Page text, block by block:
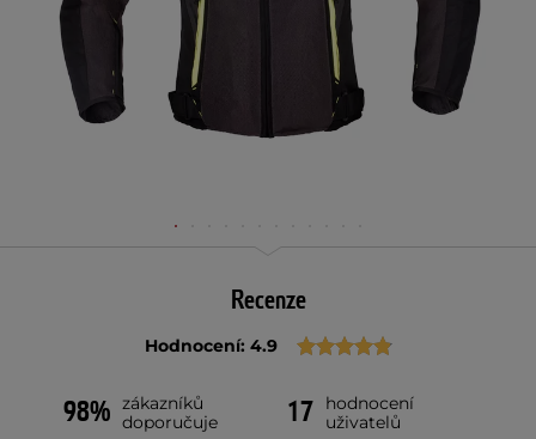
Recenze
Hodnocení: 4.9
98% zákazníků
doporučuje
17
hodnocení
uživatelů